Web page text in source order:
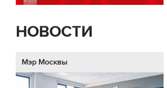
НОВОСТИ
Мэр Москвы